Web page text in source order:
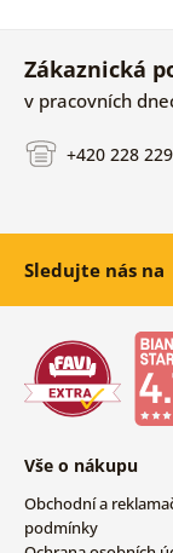
Zákaznická
v pracovních
+420 228
Sledujte nás na
Vše o nákupu
Obchodní a
podmínky